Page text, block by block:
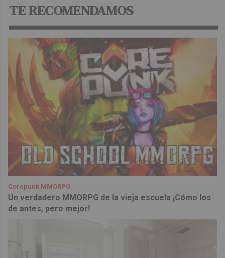
TE RECOMENDAMOS
Corepunk MMORPG
Un verdadero MMORPG de la vieja escuela ¡Cómo los
de antes, pero mejor!